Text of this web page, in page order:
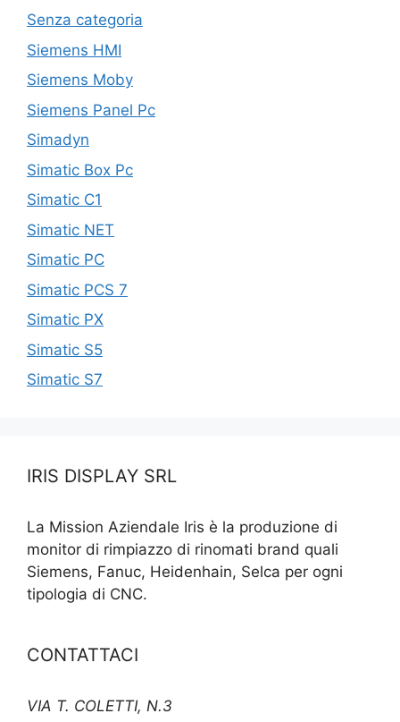
Senza categoria
Siemens HMI
Siemens Moby
Siemens Panel Pc
Simadyn
Simatic Box Pc
Simatic C1
Simatic NET
Simatic PC
Simatic PCS 7
Simatic PX
Simatic S5
Simatic S7
IRIS DISPLAY SRL
La Mission Aziendale Iris è la produzione di
monitor di rimpiazzo di rinomati brand quali
Siemens, Fanuc, Heidenhain, Selca per ogni
tipologia di CNC.
CONTATTACI
VIA T. COLETTI, N.3